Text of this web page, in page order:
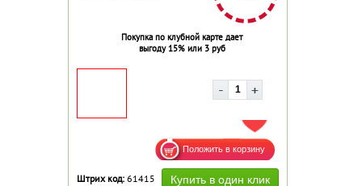
Покупка по клубной карте дает
выгоду 15% или 3 руб
ДОБАВИТЬ В ИЗБРАННОЕ
Штрих код: 61415